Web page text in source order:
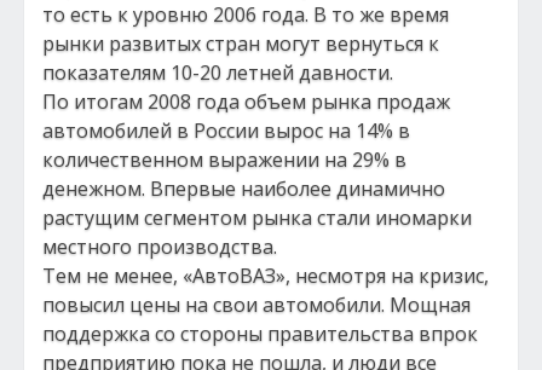
то есть к уровню 2006 года. В то же время
рынки развитых стран могут вернуться к
показателям 10-20 летней давности.
По итогам 2008 года объем рынка продаж
автомобилей в России вырос на 14% в
количественном выражении на 29% в
денежном. Впервые наиболее динамично
растущим сегментом рынка стали иномарки
местного производства.
Тем не менее, «АвтоВАЗ», несмотря на кризис,
повысил цены на свои автомобили. Мощная
поддержка со стороны правительства впрок
предприятию пока не пошла, и люди все